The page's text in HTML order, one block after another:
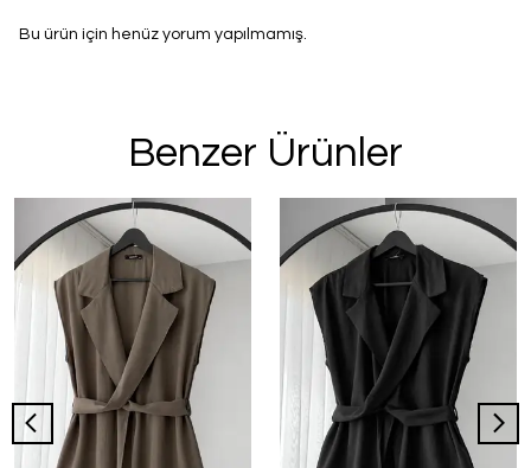
Bu ürün için henüz yorum yapılmamış.
Benzer Ürünler